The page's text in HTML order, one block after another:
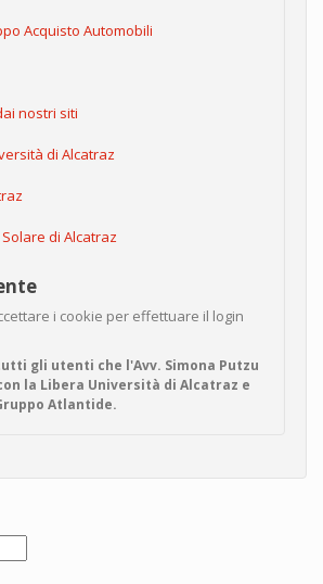
Acquisto Automobili
nostri siti
di Alcatraz
di Alcatraz
i cookie per effettuare il login
gli utenti che l'Avv. Simona Putzu
la Libera Università di Alcatraz e
Atlantide.